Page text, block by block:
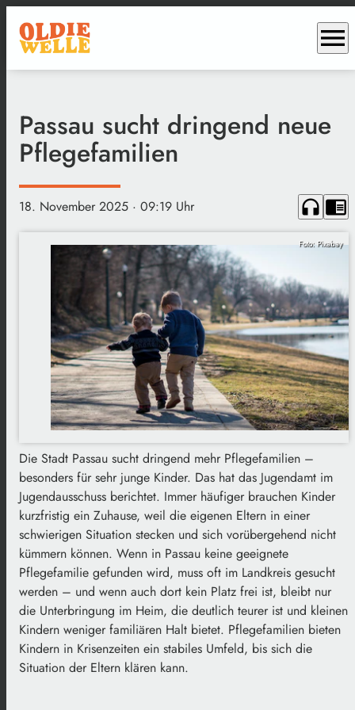
menu
Passau sucht dringend neue
Pflegefamilien
18. November 2025 · 09:19 Uhr headphones chrome_reader_mode
Foto: Pixabay
Die Stadt Passau sucht dringend mehr Pflegefamilien –
besonders für sehr junge Kinder. Das hat das Jugendamt im
Jugendausschuss berichtet. Immer häufiger brauchen Kinder
kurzfristig ein Zuhause, weil die eigenen Eltern in einer
schwierigen Situation stecken und sich vorübergehend nicht
kümmern können. Wenn in Passau keine geeignete
Pflegefamilie gefunden wird, muss oft im Landkreis gesucht
werden – und wenn auch dort kein Platz frei ist, bleibt nur
die Unterbringung im Heim, die deutlich teurer ist und kleinen
Kindern weniger familiären Halt bietet. Pflegefamilien bieten
Kindern in Krisenzeiten ein stabiles Umfeld, bis sich die
Situation der Eltern klären kann.